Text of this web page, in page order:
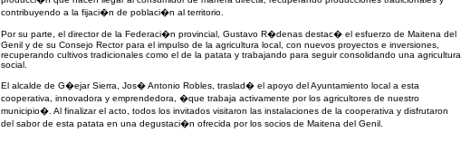
contribuyendo a la fijaci�n de poblaci�n al territorio.
Por su parte, el director de la Federaci�n provincial, Gustavo R�denas destac� el esfuerzo de Maitena del
Genil y de su Consejo Rector para el impulso de la agricultura local, con nuevos proyectos e inversiones,
recuperando cultivos tradicionales como el de la patata y trabajando para seguir consolidando una agricultura
social.
El alcalde de G�ejar Sierra, Jos� Antonio Robles, traslad� el apoyo del Ayuntamiento local a esta
cooperativa, innovadora y emprendedora, �que trabaja activamente por los agricultores de nuestro
municipio�. Al finalizar el acto, todos los invitados visitaron las instalaciones de la cooperativa y disfrutaron
del sabor de esta patata en una degustaci�n ofrecida por los socios de Maitena del Genil.